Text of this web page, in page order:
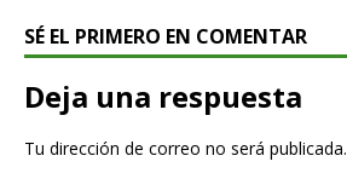
SÉ EL PRIMERO EN COMENTAR
Deja una respuesta
Tu dirección de correo no será publicada.